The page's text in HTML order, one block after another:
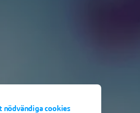
nödvändiga cookies